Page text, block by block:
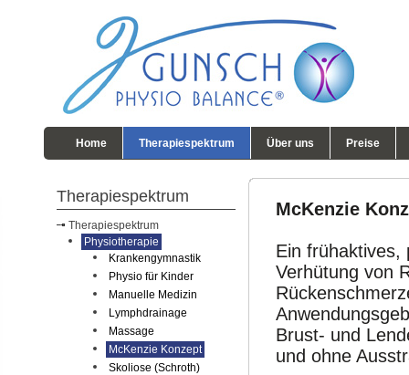
Home Therapiespektrum Über uns Preise
Therapiespektrum
Therapiespektrum
Physiotherapie
Krankengymnastik
Physio für Kinder
Manuelle Medizin
Lymphdrainage
Massage
McKenzie Konzept
Skoliose (Schroth)
McKenzie
Ein frühaktives,
Verhütung von
Brust- und
und ohne